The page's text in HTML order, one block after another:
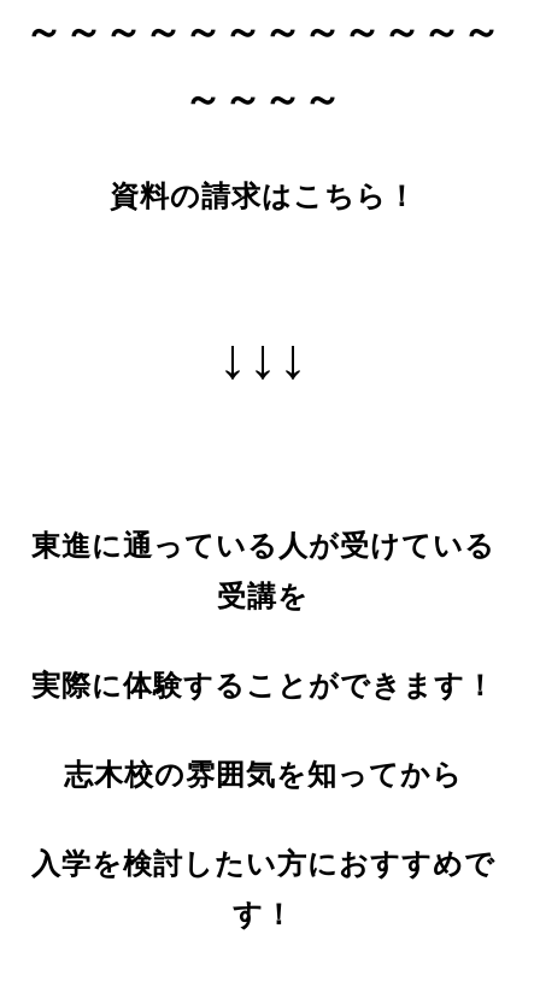
～～～～～～～～～～～～
～～～～
資料の請求はこちら！
↓↓↓
東進に通っている人が受けている
受講を
実際に体験することができます！
志木校の雰囲気を知ってから
入学を検討したい方におすすめで
す！